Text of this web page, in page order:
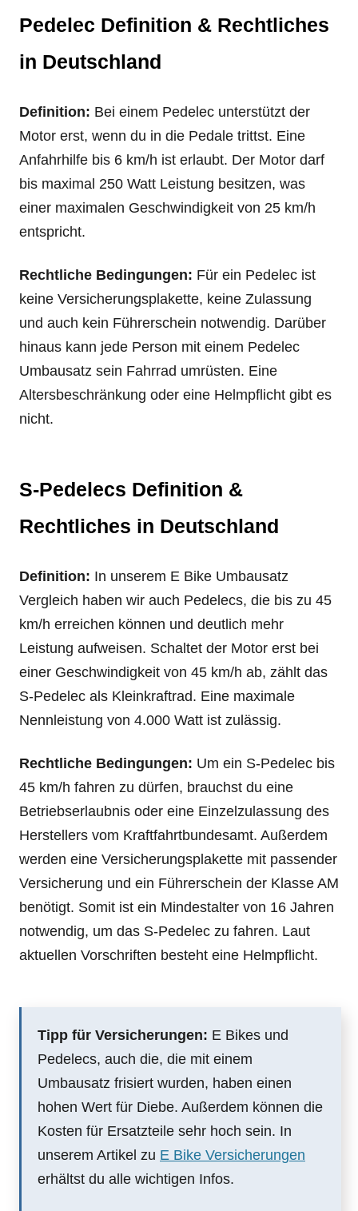
Pedelec Definition & Rechtliches
in Deutschland
Definition: Bei einem Pedelec unterstützt der
Motor erst, wenn du in die Pedale trittst. Eine
Anfahrhilfe bis 6 km/h ist erlaubt. Der Motor darf
bis maximal 250 Watt Leistung besitzen, was
einer maximalen Geschwindigkeit von 25 km/h
entspricht.
Rechtliche Bedingungen: Für ein Pedelec ist
keine Versicherungsplakette, keine Zulassung
und auch kein Führerschein notwendig. Darüber
hinaus kann jede Person mit einem Pedelec
Umbausatz sein Fahrrad umrüsten. Eine
Altersbeschränkung oder eine Helmpflicht gibt es
nicht.
S-Pedelecs Definition &
Rechtliches in Deutschland
Definition: In unserem E Bike Umbausatz
Vergleich haben wir auch Pedelecs, die bis zu 45
km/h erreichen können und deutlich mehr
Leistung aufweisen. Schaltet der Motor erst bei
einer Geschwindigkeit von 45 km/h ab, zählt das
S-Pedelec als Kleinkraftrad. Eine maximale
Nennleistung von 4.000 Watt ist zulässig.
Rechtliche Bedingungen: Um ein S-Pedelec bis
45 km/h fahren zu dürfen, brauchst du eine
Betriebserlaubnis oder eine Einzelzulassung des
Herstellers vom Kraftfahrtbundesamt. Außerdem
werden eine Versicherungsplakette mit passender
Versicherung und ein Führerschein der Klasse AM
benötigt. Somit ist ein Mindestalter von 16 Jahren
notwendig, um das S-Pedelec zu fahren. Laut
aktuellen Vorschriften besteht eine Helmpflicht.
Tipp für Versicherungen: E Bikes und
Pedelecs, auch die, die mit einem
Umbausatz frisiert wurden, haben einen
hohen Wert für Diebe. Außerdem können die
Kosten für Ersatzteile sehr hoch sein. In
unserem Artikel zu E Bike Versicherungen
erhältst du alle wichtigen Infos.